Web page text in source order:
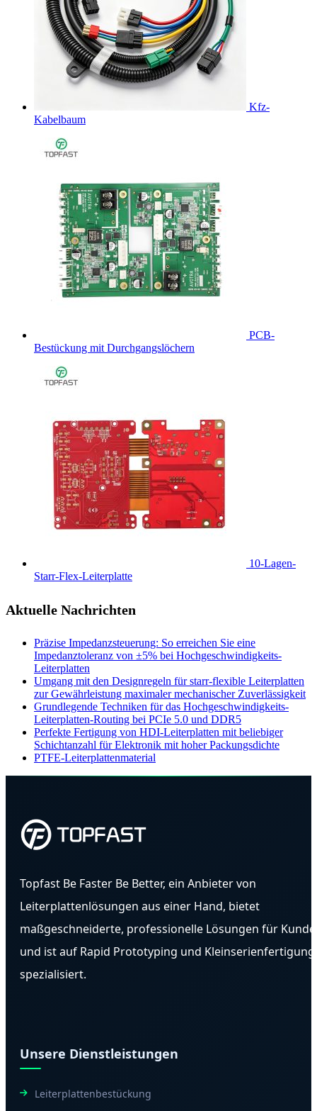
Kfz-
Kabelbaum
PCB-
Bestückung mit Durchgangslöchern
10-Lagen-
Starr-Flex-Leiterplatte
Aktuelle Nachrichten
Präzise Impedanzsteuerung: So erreichen Sie eine
Impedanztoleranz von ±5% bei Hochgeschwindigkeits-
Leiterplatten
Umgang mit den Designregeln für starr-flexible Leiterplatten
zur Gewährleistung maximaler mechanischer Zuverlässigkeit
Grundlegende Techniken für das Hochgeschwindigkeits-
Leiterplatten-Routing bei PCIe 5.0 und DDR5
Perfekte Fertigung von HDI-Leiterplatten mit beliebiger
Schichtanzahl für Elektronik mit hoher Packungsdichte
PTFE-Leiterplattenmaterial
Topfast Be Faster Be Better, ein Anbieter von
Leiterplattenlösungen aus einer Hand, bietet
maßgeschneiderte, professionelle Lösungen für
und ist auf Rapid Prototyping und Kleinserienfertigung
spezialisiert.
Unsere Dienstleistungen
Leiterplattenbestückung